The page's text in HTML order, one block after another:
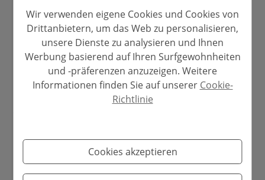
Mit Kriterien aussortieren: Ausrichtung, Lärm,
Zugang, Hanglage. Wenn Sie am Bildschirm
etwas stört, wird es Sie vor Ort dreimal so sehr
nerven.
Kompakte Agenda:4-6 reale Besichtigungen.
Wir verwenden eigene Cookies und Cookies von
Drittanbietern, um das Web zu personalisieren,
unsere Dienste zu analysieren und Ihnen
Werbung basierend auf Ihren Surfgewohnheiten
und -präferenzen anzuzeigen. Weitere
Informationen finden Sie auf unserer Cookie-
Richtlinie
Cookies akzeptieren